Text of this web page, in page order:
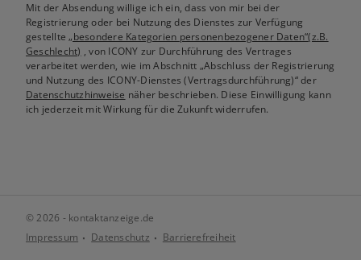
Mit der Absendung willige ich ein, dass von mir bei der
Registrierung oder bei Nutzung des Dienstes zur Verfügung
gestellte„besondere Kategorien personenbezogener Daten“(z.B.
Geschlecht) , von ICONY zur Durchführung des Vertrages
verarbeitet werden, wie im Abschnitt „Abschluss der Registrierung
und Nutzung des ICONY-Dienstes (Vertragsdurchführung)“ der
Datenschutzhinweise näher beschrieben. Diese Einwilligung kann
ich jederzeit mit Wirkung für die Zukunft widerrufen.
© 2026 - kontaktanzeige.de
Impressum
Datenschutz Barrierefreiheit